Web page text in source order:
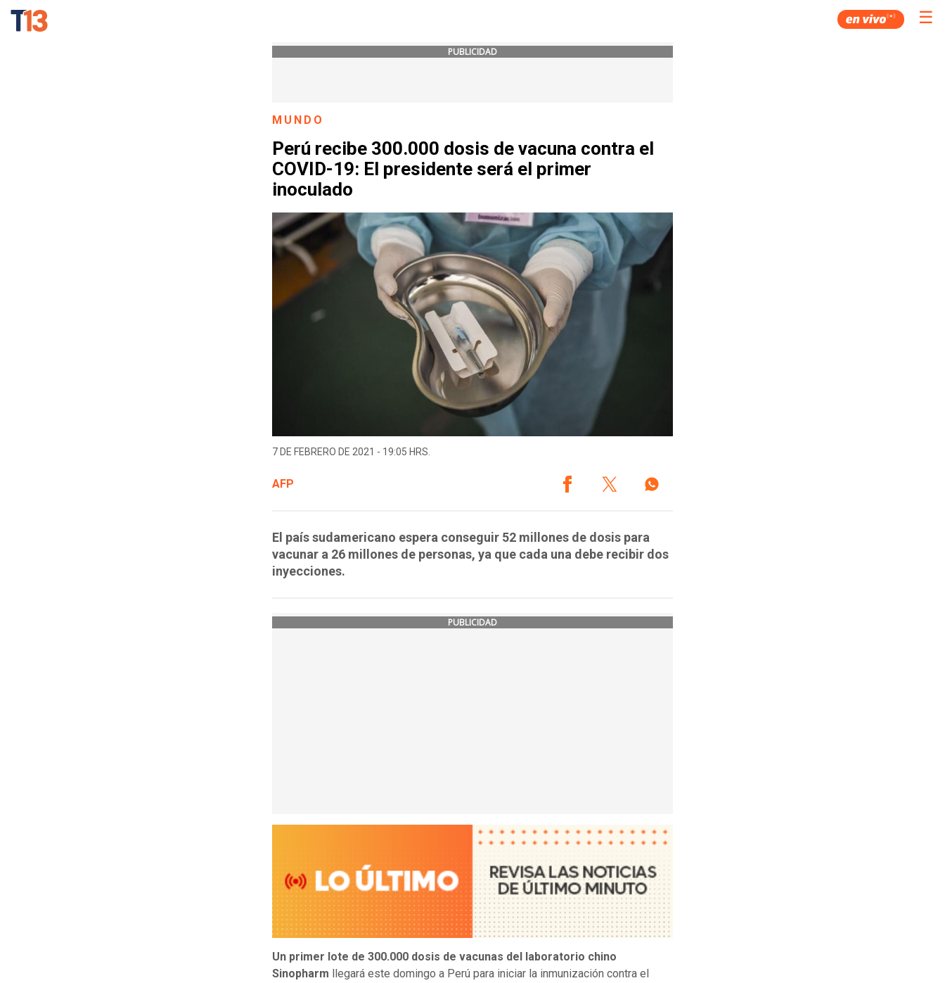
☰
PUBLICIDAD
MUNDO
Perú recibe 300.000 dosis de vacuna contra el
COVID-19: El presidente será el primer
inoculado
7 DE FEBRERO DE 2021 - 19:05 HRS.
AFP
El país sudamericano espera conseguir 52 millones de dosis para
vacunar a 26 millones de personas, ya que cada una debe recibir dos
inyecciones.
PUBLICIDAD
Un primer lote de 300.000 dosis de vacunas del laboratorio chino
Sinopharm llegará este domingo a Perú para iniciar la inmunización contra el